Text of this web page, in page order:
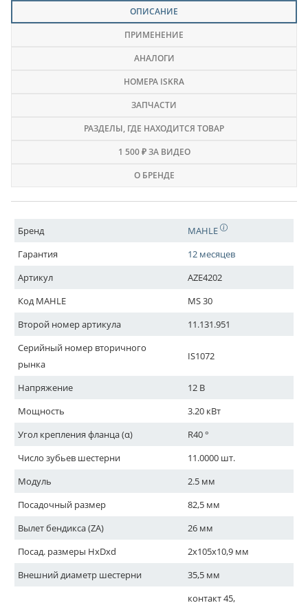
ОПИСАНИЕ
ПРИМЕНЕНИЕ
АНАЛОГИ
НОМЕРА ISKRA
ЗАПЧАСТИ
РАЗДЕЛЫ, ГДЕ НАХОДИТСЯ ТОВАР
1 500 ₽ ЗА ВИДЕО
О БРЕНДЕ
Бренд
MAHLE
Гарантия
12 месяцев
Артикул
AZE4202
Код MAHLE
MS 30
Второй номер артикула
11.131.951
Серийный номер вторичного
рынка
IS1072
Напряжение
12 В
Мощность
3.20 кВт
Угол крепления фланца (α)
R40 °
Число зубьев шестерни
11.0000 шт.
Модуль
2.5 мм
Посадочный размер
82,5 мм
Вылет бендикса (ZA)
26 мм
Посад. размеры HxDxd
2x105x10,9 мм
Внешний диаметр шестерни
35,5 мм
контакт 45,